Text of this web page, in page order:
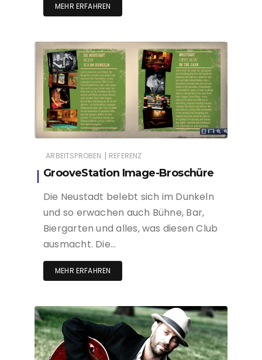
MEHR ERFAHREN
ARBEITSPROBEN | REFERENZ
GrooveStation Image-Broschüre
Die Neustadt belebt sich im Dunkeln
und so erwachen auch Bühne, Bar,
Biergarten und alles, was diesen Club
ausmacht. Die…
MEHR ERFAHREN